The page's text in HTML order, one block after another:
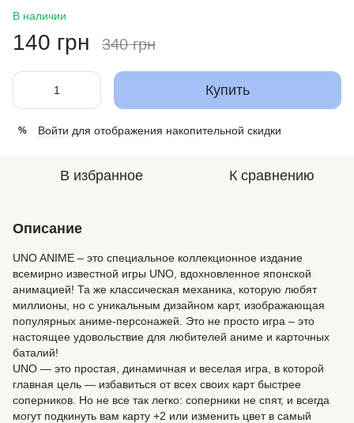
В наличии
140 грн 340 грн
Купить
% Войти для отображения накопительной скидки
В избранное К сравнению
Описание
UNO ANIME – это специальное коллекционное издание
всемирно известной игры UNO, вдохновленное японской
анимацией! Та же классическая механика, которую любят
миллионы, но с уникальным дизайном карт, изображающая
популярных аниме-персонажей. Это не просто игра – это
настоящее удовольствие для любителей аниме и карточных
баталий!
UNO — это простая, динамичная и веселая игра, в которой
главная цель — избавиться от всех своих карт быстрее
соперников. Но не все так легко: соперники не спят, и всегда
могут подкинуть вам карту +2 или изменить цвет в самый